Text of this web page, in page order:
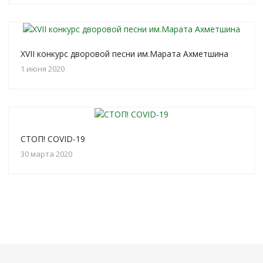
XVII конкурс дворовой песни им.Марата Ахметшина
1 июня 2020
СТОП! COVID-19
30 марта 2020